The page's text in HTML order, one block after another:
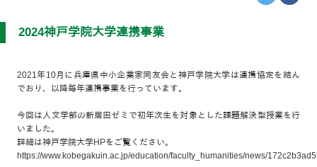
2024神戸学院大学連携事業
2021年10月に兵庫県中小企業家同友会と神戸学院大学は連携協定を結ん
でおり、以降毎年連携事業を行っています。
今回は人文学部の新居田ゼミで初年次生を対象とした課題解決型授業を行
いました。
詳細は神戸学院大学HPをご覧ください。
https://www.kobegakuin.ac.jp/education/faculty_humanities/news/